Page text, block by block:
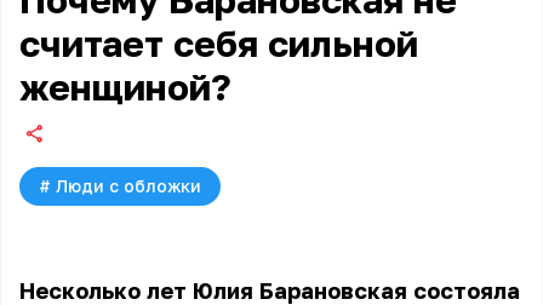
считает себя сильной
женщиной?
# Люди с обложки
Несколько лет Юлия Барановская состояла